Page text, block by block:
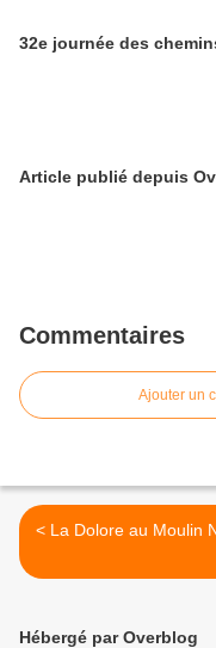
32e journée des
Article
Commentaires
Ajouter un
< La Dolore au Moulin
Hébergé par Overblog